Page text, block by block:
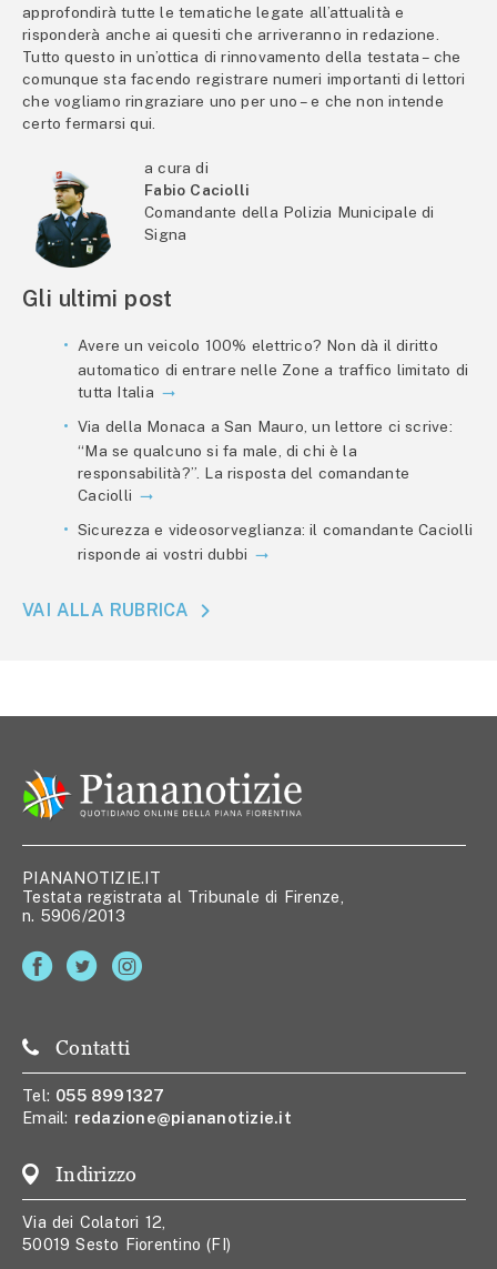
approfondirà tutte le tematiche legate all’attualità e
risponderà anche ai quesiti che arriveranno in redazione.
Tutto questo in un’ottica di rinnovamento della testata – che
comunque sta facendo registrare numeri importanti di lettori
che vogliamo ringraziare uno per uno – e che non intende
certo fermarsi qui.
a cura di
Fabio Caciolli
Comandante della Polizia Municipale di
Signa
Gli ultimi post
Avere un veicolo 100% elettrico? Non dà il diritto
automatico di entrare nelle Zone a traffico limitato di
tutta Italia
Via della Monaca a San Mauro, un lettore ci scrive:
“Ma se qualcuno si fa male, di chi è la
responsabilità?”. La risposta del comandante
Caciolli
Sicurezza e videosorveglianza: il comandante Caciolli
risponde ai vostri dubbi
VAI ALLA RUBRICA
PIANANOTIZIE.IT
Testata registrata al Tribunale di Firenze,
n. 5906/2013
Contatti
Tel: 055 8991327
Email: redazione@piananotizie.it
Indirizzo
Via dei Colatori 12,
50019 Sesto Fiorentino (FI)